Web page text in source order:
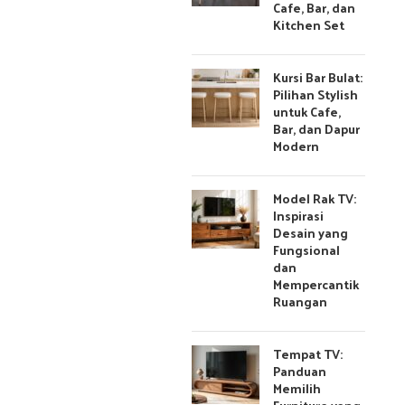
Cafe, Bar, dan
Kitchen Set
Kursi Bar Bulat:
Pilihan Stylish
untuk Cafe,
Bar, dan Dapur
Modern
Model Rak TV:
Inspirasi
Desain yang
Fungsional
dan
Mempercantik
Ruangan
Tempat TV:
Panduan
Memilih